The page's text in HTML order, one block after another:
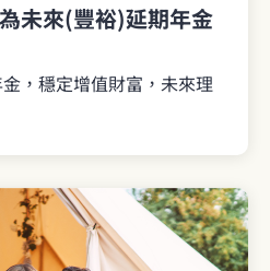
未來(豐裕)延期年金
，穩定增值財富，未來理